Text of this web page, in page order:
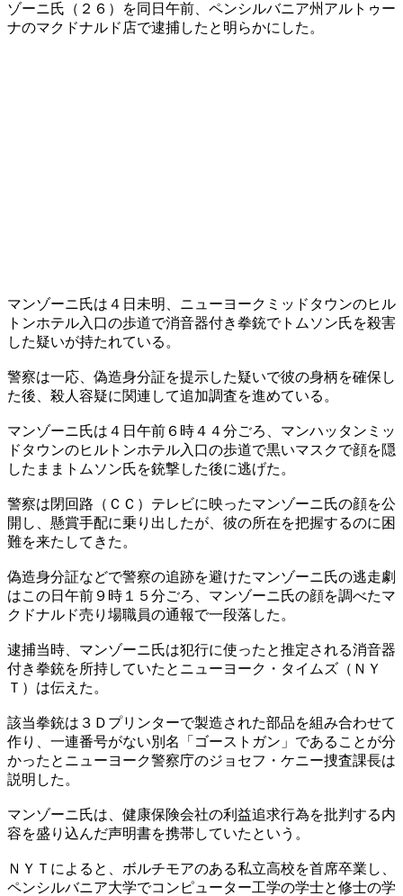
ゾーニ氏（２６）を同日午前、ペンシルバニア州アルトゥー
ナのマクドナルド店で逮捕したと明らかにした。
マンゾーニ氏は４日未明、ニューヨークミッドタウンのヒル
トンホテル入口の歩道で消音器付き拳銃でトムソン氏を殺害
した疑いが持たれている。
警察は一応、偽造身分証を提示した疑いで彼の身柄を確保し
た後、殺人容疑に関連して追加調査を進めている。
マンゾーニ氏は４日午前６時４４分ごろ、マンハッタンミッ
ドタウンのヒルトンホテル入口の歩道で黒いマスクで顔を隠
したままトムソン氏を銃撃した後に逃げた。
警察は閉回路（ＣＣ）テレビに映ったマンゾーニ氏の顔を公
開し、懸賞手配に乗り出したが、彼の所在を把握するのに困
難を来たしてきた。
偽造身分証などで警察の追跡を避けたマンゾーニ氏の逃走劇
はこの日午前９時１５分ごろ、マンゾーニ氏の顔を調べたマ
クドナルド売り場職員の通報で一段落した。
逮捕当時、マンゾーニ氏は犯行に使ったと推定される消音器
付き拳銃を所持していたとニューヨーク・タイムズ（ＮＹ
Ｔ）は伝えた。
該当拳銃は３Ｄプリンターで製造された部品を組み合わせて
作り、一連番号がない別名「ゴーストガン」であることが分
かったとニューヨーク警察庁のジョセフ・ケニー捜査課長は
説明した。
マンゾーニ氏は、健康保険会社の利益追求行為を批判する内
容を盛り込んだ声明書を携帯していたという。
ＮＹＴによると、ボルチモアのある私立高校を首席卒業し、
ペンシルバニア大学でコンピューター工学の学士と修士の学